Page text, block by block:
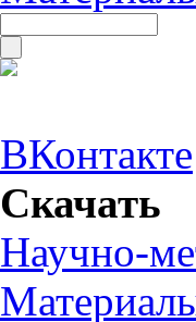
ВКонтакте
Скачать
Научно-